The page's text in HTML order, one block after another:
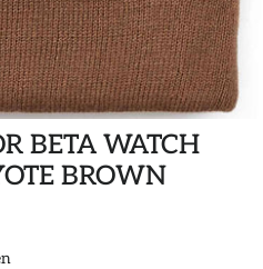
BETA WATCH
BROWN